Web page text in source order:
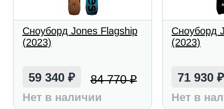
Сноуборд Jones Flagship
(2023)
59 340 ₽ 84 770₽
Нет в наличии
Сноуборд
(2023)
71 930₽
Нет в